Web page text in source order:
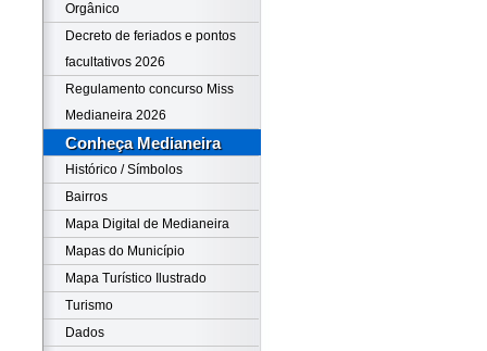
Orgânico
Decreto de feriados e pontos
facultativos 2026
Regulamento concurso Miss
Medianeira 2026
Conheça Medianeira
Histórico / Símbolos
Bairros
Mapa Digital de Medianeira
Mapas do Município
Mapa Turístico Ilustrado
Turismo
Dados